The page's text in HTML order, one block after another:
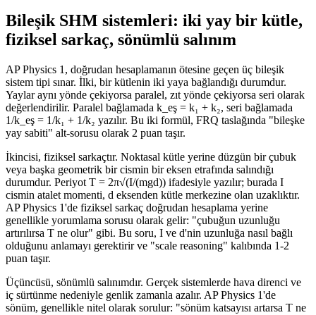
Bileşik SHM sistemleri: iki yay bir kütle,
fiziksel sarkaç, sönümlü salınım
AP Physics 1, doğrudan hesaplamanın ötesine geçen üç bileşik
sistem tipi sınar. İlki, bir kütlenin iki yaya bağlandığı durumdur.
Yaylar aynı yönde çekiyorsa paralel, zıt yönde çekiyorsa seri olarak
değerlendirilir. Paralel bağlamada k_eş = k₁ + k₂, seri bağlamada
1/k_eş = 1/k₁ + 1/k₂ yazılır. Bu iki formül, FRQ taslağında "bileşke
yay sabiti" alt-sorusu olarak 2 puan taşır.
İkincisi, fiziksel sarkaçtır. Noktasal kütle yerine düzgün bir çubuk
veya başka geometrik bir cismin bir eksen etrafında salındığı
durumdur. Periyot T = 2π√(I/(mgd)) ifadesiyle yazılır; burada I
cismin atalet momenti, d eksenden kütle merkezine olan uzaklıktır.
AP Physics 1'de fiziksel sarkaç doğrudan hesaplama yerine
genellikle yorumlama sorusu olarak gelir: "çubuğun uzunluğu
artırılırsa T ne olur" gibi. Bu soru, I ve d'nin uzunluğa nasıl bağlı
olduğunu anlamayı gerektirir ve "scale reasoning" kalıbında 1-2
puan taşır.
Üçüncüsü, sönümlü salınımdır. Gerçek sistemlerde hava direnci ve
iç sürtünme nedeniyle genlik zamanla azalır. AP Physics 1'de
sönüm, genellikle nitel olarak sorulur: "sönüm katsayısı artarsa T ne